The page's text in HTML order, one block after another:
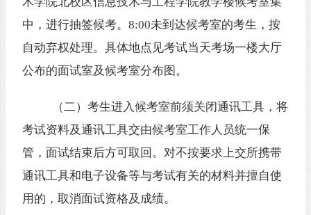
中，进行抽签候考。8:00未到达候考室的考生，按
自动弃权处理。具体地点见考试当天考场一楼大厅
公布的面试室及候考室分布图。
（二）考生进入候考室前须关闭通讯工具，将
考试资料及通讯工具交由候考室工作人员统一保
管，面试结束后方可取回。对不按要求上交所携带
通讯工具和电子设备等与考试有关的材料并擅自使
用的，取消面试资格及成绩。